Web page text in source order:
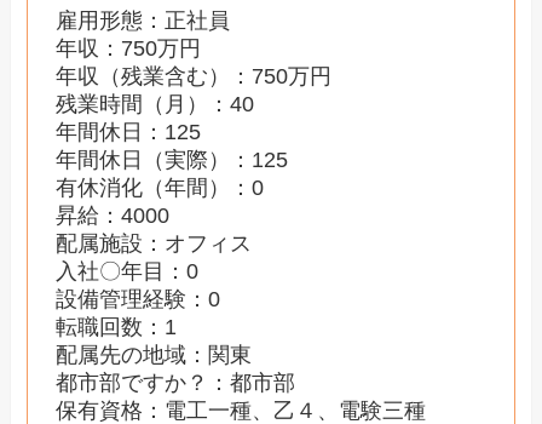
雇用形態：正社員
年収：750万円
年収（残業含む）：750万円
残業時間（月）：40
年間休日：125
年間休日（実際）：125
有休消化（年間）：0
昇給：4000
配属施設：オフィス
入社〇年目：0
設備管理経験：0
転職回数：1
配属先の地域：関東
都市部ですか？：都市部
保有資格：電工一種、乙４、電験三種